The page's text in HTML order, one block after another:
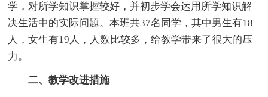
学，对所学知识掌握较好，并初步学会运用所学知识解
决生活中的实际问题。本班共37名同学，其中男生有18
人，女生有19人，人数比较多，给教学带来了很大的压
力。
二、教学改进措施